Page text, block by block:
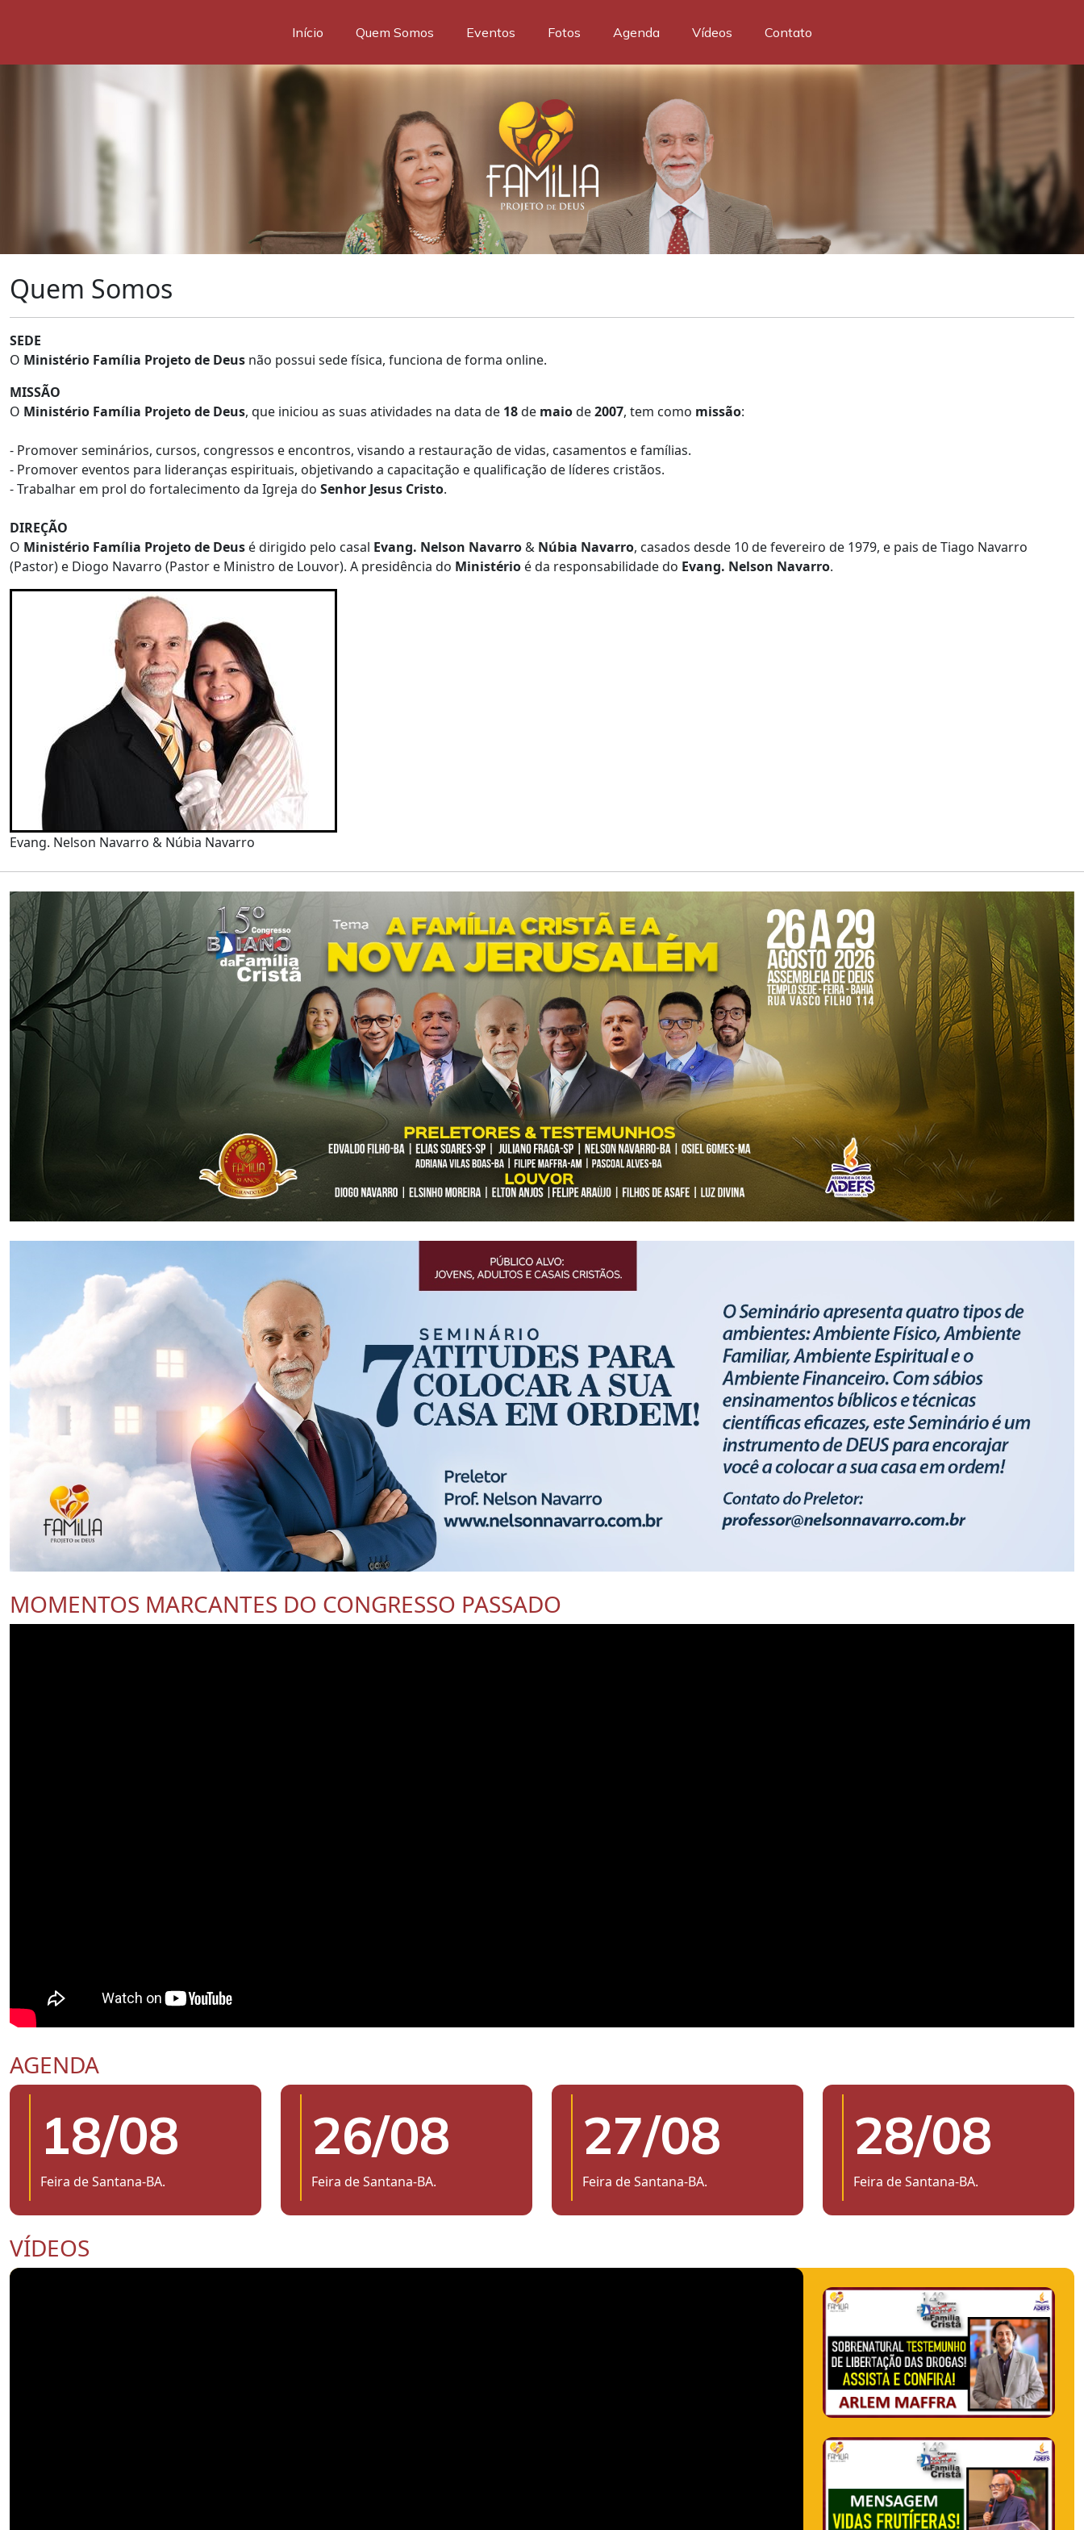
Início Quem Somos Eventos Fotos Agenda Vídeos Contato
Quem Somos
SEDE
O Ministério Família Projeto de Deus não possui sede física, funciona de forma online.
MISSÃO
O Ministério Família Projeto de Deus, que iniciou as suas atividades na data de 18de maiode2007, tem como missão:
- Promover seminários, cursos, congressos e encontros, visando a restauração de vidas, casamentos e famílias.
- Promover eventos para lideranças espirituais, objetivando a capacitação e qualificação de líderes cristãos.
- Trabalhar em prol do fortalecimento da Igreja do Senhor Jesus Cristo.
DIREÇÃO
O Ministério Família Projeto de Deus é dirigido pelo casal Evang. Nelson Navarro& Núbia Navarro, casados desde 10 de fevereiro de 1979, e pais de Tiago Navarro
(Pastor) e Diogo Navarro (Pastor e Ministro de Louvor). A presidência do Ministério é da responsabilidade do Evang. Nelson Navarro.
Evang. Nelson Navarro & Núbia Navarro
MOMENTOS MARCANTES DO CONGRESSO PASSADO
AGENDA
18/08
Feira de Santana-BA.
26/08
Feira de Santana-BA.
27/08
Feira de Santana-BA.
28/08
Feira de Santana-BA.
VÍDEOS